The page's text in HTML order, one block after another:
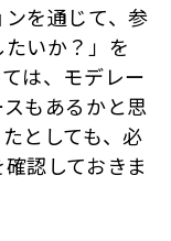
を通じて、参
いか？」を
は、モデレー
もあるかと思
としても、必
認しておきま